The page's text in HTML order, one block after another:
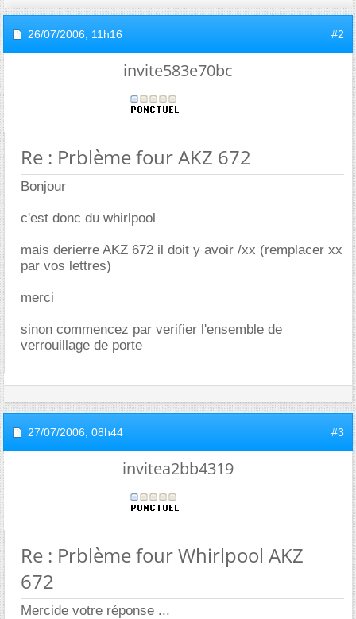
26/07/2006, 11h16 #2
invite583e70bc
Re : Prblème four AKZ 672
Bonjour
c'est donc du whirlpool
mais derierre AKZ 672 il doit y avoir /xx (remplacer xx
par vos lettres)
merci
sinon commencez par verifier l'ensemble de
verrouillage de porte
27/07/2006, 08h44 #3
invitea2bb4319
Re : Prblème four Whirlpool AKZ
672
Mercide votre réponse ...